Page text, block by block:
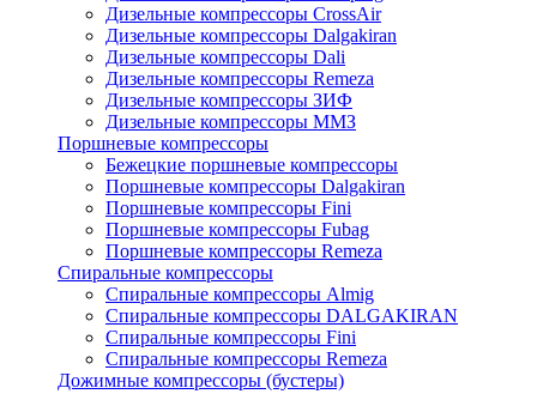
Дизельные компрессоры CrossAir
Дизельные компрессоры Dalgakiran
Дизельные компрессоры Dali
Дизельные компрессоры Remeza
Дизельные компрессоры ЗИФ
Дизельные компрессоры ММЗ
Поршневые компрессоры
Бежецкие поршневые компрессоры
Поршневые компрессоры Dalgakiran
Поршневые компрессоры Fini
Поршневые компрессоры Fubag
Поршневые компрессоры Remeza
Спиральные компрессоры
Спиральные компрессоры Almig
Спиральные компрессоры DALGAKIRAN
Спиральные компрессоры Fini
Спиральные компрессоры Remeza
Дожимные компрессоры (бустеры)